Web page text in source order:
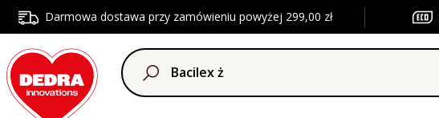
Darmowa dostawa przy zamówieniu powyżej 299,00 zł